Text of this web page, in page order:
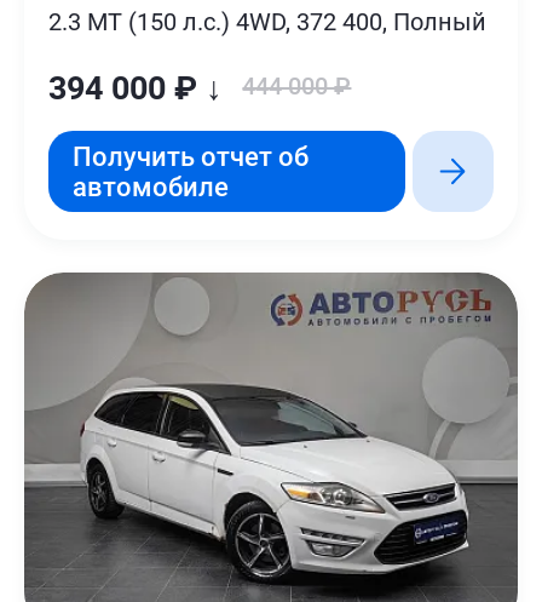
2.3 MT (150 л.с.) 4WD, 372 400, Полный
394 000 ₽ ↓ 444 000 ₽
Получить отчет об
автомобиле